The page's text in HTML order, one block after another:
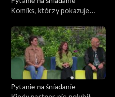
Komiks, którzy pokazuje
nastolatków
Pytanie na śniadanie